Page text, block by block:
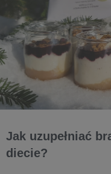
Jak uzupełniać
diecie?